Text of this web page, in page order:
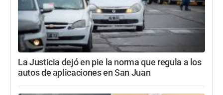
La Justicia dejó en pie la norma que regula a los
autos de aplicaciones en San Juan